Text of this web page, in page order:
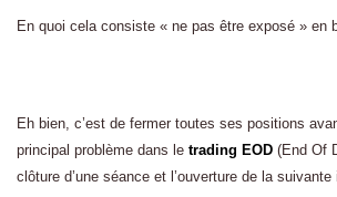
En quoi cela consiste « ne pas être exposé » en
Eh bien, c’est de fermer toutes ses positions
principal problème dans le trading EOD (End Of
clôture d’une séance et l’ouverture de la